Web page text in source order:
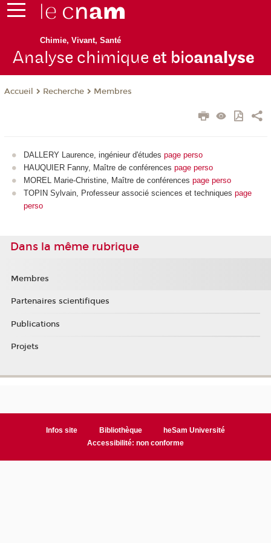
Chimie, Vivant, Santé
Analyse chimique et bioanalyse
Accueil Recherche Membres
DALLERY Laurence, ingénieur d'études page perso
HAUQUIER Fanny, Maître de conférences page perso
MOREL Marie-Christine, Maître de conférences page perso
TOPIN Sylvain, Professeur associé sciences et techniques page
perso
Dans la même rubrique
Membres
Partenaires scientifiques
Publications
Projets
Infos site Bibliothèque
heSam Université
Accessibilité: non conforme